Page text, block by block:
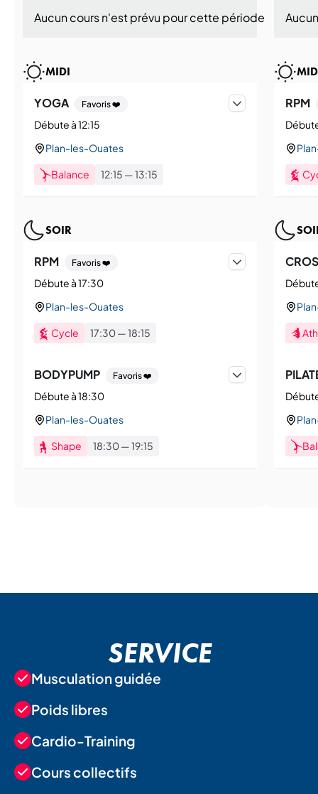
Aucun cours n'est prévu pour cette période
MIDI
YOGA Favoris ❤️
Débute à 12:15
Plan-les-Ouates
Balance 12:15 —13:15
SOIR
RPM Favoris ❤️
Débute à 17:30
Plan-les-Ouates
Cycle 17:30—18:15
BODYPUMP Favoris ❤️
Débute à 18:30
Plan-les-Ouates
Shape 18:30—19:15
RPM
SERVICE
Musculation guidée
Poids libres
Cardio-Training
Cours collectifs